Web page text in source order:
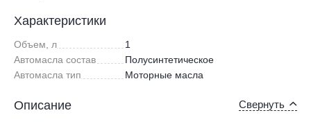
Характеристики
Объем, л
1
Автомасла состав
Полусинтетическое
Автомасла тип
Моторные масла
Описание Свернуть